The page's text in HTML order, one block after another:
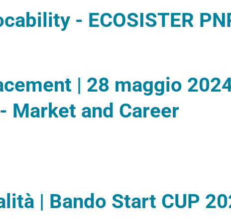
- ECOSISTER
| 28 maggio
Market and Career
| Bando Start CUP